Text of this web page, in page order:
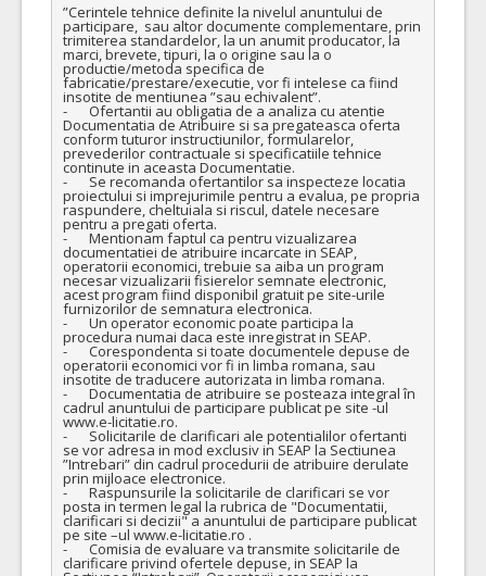
”Cerintele tehnice definite la nivelul anuntului de
participare,  sau altor documente complementare, prin
trimiterea standardelor, la un anumit producator, la
marci, brevete, tipuri, la o origine sau la o
productie/metoda specifica de
fabricatie/prestare/executie, vor fi intelese ca fiind
insotite de mentiunea ”sau echivalent”.
-	Ofertantii au obligatia de a analiza cu atentie
Documentatia de Atribuire si sa pregateasca oferta
conform tuturor instructiunilor, formularelor,
prevederilor contractuale si specificatiile tehnice
continute in aceasta Documentatie.
-	Se recomanda ofertantilor sa inspecteze locatia
proiectului si imprejurimile pentru a evalua, pe propria
raspundere, cheltuiala si riscul, datele necesare
pentru a pregati oferta.
-	Mentionam faptul ca pentru vizualizarea
documentatiei de atribuire incarcate in SEAP,
operatorii economici, trebuie sa aiba un program
necesar vizualizarii fisierelor semnate electronic,
acest program fiind disponibil gratuit pe site-urile
furnizorilor de semnatura electronica.
-	Un operator economic poate participa la
procedura numai daca este inregistrat in SEAP.
-	Corespondenta si toate documentele depuse de
operatorii economici vor fi in limba romana, sau
insotite de traducere autorizata in limba romana.
-	Documentatia de atribuire se posteaza integral în
cadrul anuntului de participare publicat pe site -ul
www.e-licitatie.ro.
-	Solicitarile de clarificari ale potentialilor ofertanti
se vor adresa in mod exclusiv in SEAP la Sectiunea
”Intrebari” din cadrul procedurii de atribuire derulate
prin mijloace electronice.
-	Raspunsurile la solicitarile de clarificari se vor
posta in termen legal la rubrica de "Documentatii,
clarificari si decizii" a anuntului de participare publicat
pe site –ul www.e-licitatie.ro .
-	Comisia de evaluare va transmite solicitarile de
clarificare privind ofertele depuse, in SEAP la